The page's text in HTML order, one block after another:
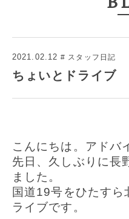
2021.02.12 スタッフ日記
ちょいとドライブ
こんにちは。
アドバ
先日、久しぶりに長
ました。
国道19号をひたすら
ライブです。